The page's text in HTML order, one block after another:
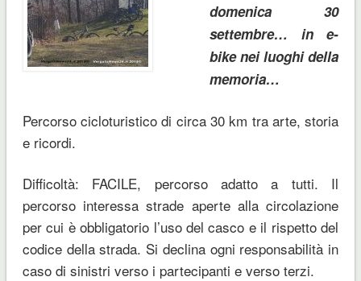
domenica 30
settembre… in e-
bike nei luoghi della
memoria…
Percorso cicloturistico di circa 30 km tra arte, storia
e ricordi.
Difficoltà: FACILE, percorso adatto a tutti. Il
percorso interessa strade aperte alla circolazione
per cui è obbligatorio l’uso del casco e il rispetto del
codice della strada. Si declina ogni responsabilità in
caso di sinistri verso i partecipanti e verso terzi.